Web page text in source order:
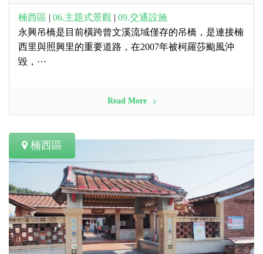
楠西區 | 06.主題式景觀 | 09.交通設施
永興吊橋是目前橫跨曾文溪流域僅存的吊橋，是連接楠
西里與照興里的重要道路，在2007年被柯羅莎颱風沖
毀，⋯
Read More
楠西區